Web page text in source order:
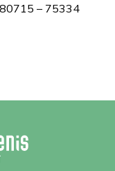
– 75334